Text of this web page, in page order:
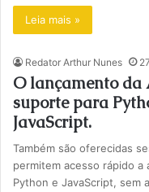
Leia mais »
Redator Arthur Nunes
O lançamento da
suporte para
JavaScript.
Também são oferecidas
permitem acesso rápido
Python e JavaScript, sem